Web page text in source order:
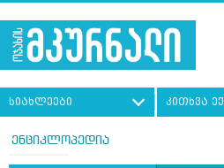
სიახლეები კითხვა
ენციკლოპედია